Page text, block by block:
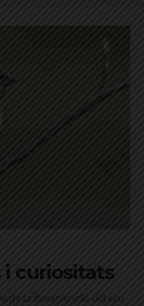
curiositats
de la desaparició del seu